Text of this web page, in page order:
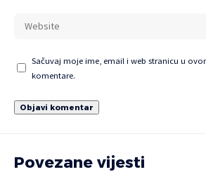
Sačuvaj moje ime, email i web stranicu u
komentare.
Povezane vijesti